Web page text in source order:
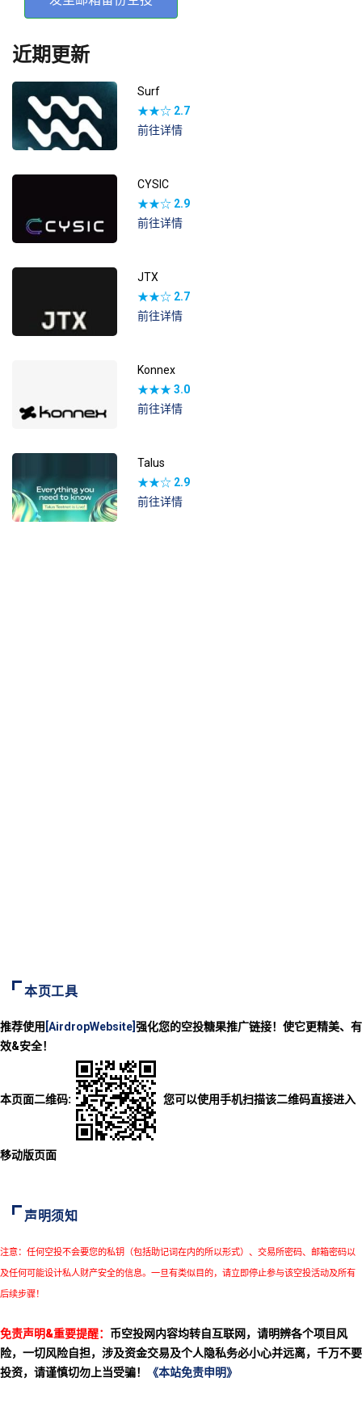
近期更新
Surf
★★☆ 2.7
前往详情
CYSIC
★★☆ 2.9
前往详情
JTX
★★☆ 2.7
前往详情
Konnex
★★★3.0
前往详情
Talus
★★☆ 2.9
前往详情
本页工具
推荐使用 [AirdropWebsite] 强化您的空投糖果推广链接！使它更精美、有
效&安全！
本页面二维码: 您可以使用手机扫描该二维码直接进入
移动版页面
声明须知
注意：任何空投不会要您的私钥（包括助记词在内的所以形式）、交易所密码、邮箱密码以
及任何可能设计私人财产安全的信息。一旦有类似目的，请立即停止参与该空投活动及所有
后续步骤！
免责声明&重要提醒： 币空投网内容均转自互联网，请明辨各个项目风
险，一切风险自担，涉及资金交易及个人隐私务必小心并远离，千万不要
投资，请谨慎切勿上当受骗！
《本站免责申明》